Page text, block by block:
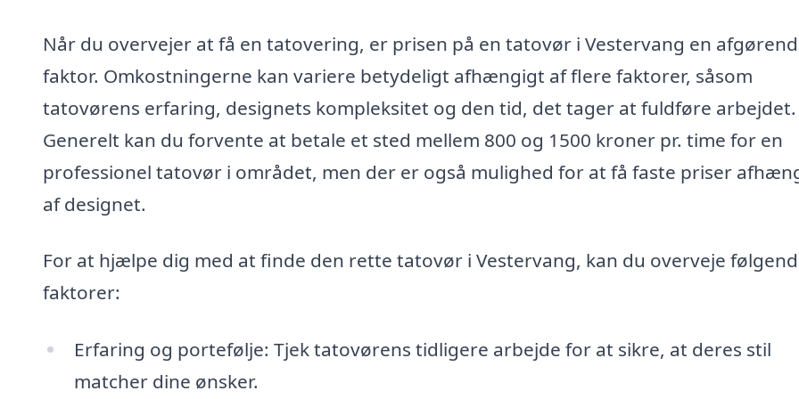
Når du overvejer at få en tatovering, er prisen på en tatovør i Vestervang en
faktor. Omkostningerne kan variere betydeligt afhængigt af flere faktorer, såsom
tatovørens erfaring, designets kompleksitet og den tid, det tager at fuldføre arbejdet.
Generelt kan du forvente at betale et sted mellem 800 og 1500 kroner pr. time for en
professionel tatovør i området, men der er også mulighed for at få faste priser
af designet.
For at hjælpe dig med at finde den rette tatovør i Vestervang, kan du overveje
faktorer:
Erfaring og portefølje: Tjek tatovørens tidligere arbejde for at sikre, at deres stil
matcher dine ønsker.